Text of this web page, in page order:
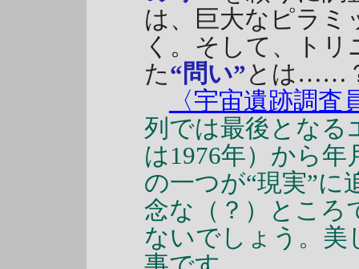
は、巨大なピラミ
く。そして、トリ
た“問い” とは……
〈宇宙遺跡調査
列では最後となる
は1976年）から
の一つが“現実”に
念な（？）ところ
ないでしょう。美